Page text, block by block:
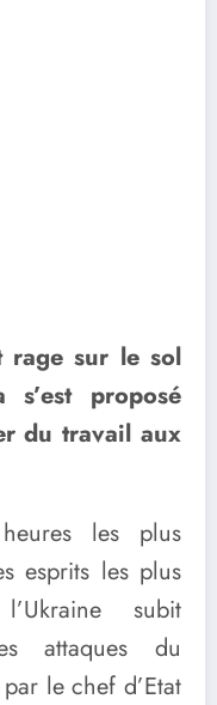
rage sur le sol
proposé
du travail aux
les plus
esprits les plus
subit
attaques du
le chef d’Etat